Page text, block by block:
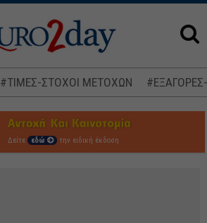
#ΤΙΜΕΣ-ΣΤΟΧΟΙ ΜΕΤΟΧΩΝ
Δείτε εδώ την ειδική έκδοση